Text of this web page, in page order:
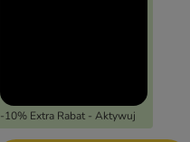
-10% Extra Rabat - Aktywuj